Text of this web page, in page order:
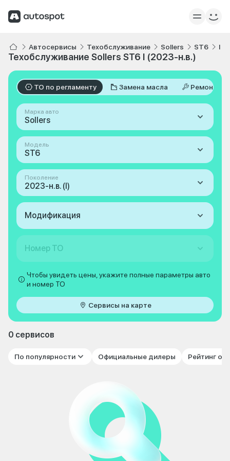
Автосервисы Техобслуживание Sollers ST6 I
Техобслуживание Sollers ST6 I (2023-н.в.)
ТО по регламенту Замена масла Ремонт
Марка авто
Sollers
Модель
ST6
Поколение
2023-н.в. (I)
Модификация
Номер ТО
Чтобы увидеть цены, укажите полные параметры авто
и номер ТО
Сервисы на карте
0 сервисов
По популярности Официальные дилеры Рейтинг